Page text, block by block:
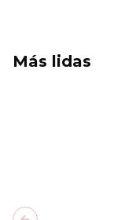
Más lidas